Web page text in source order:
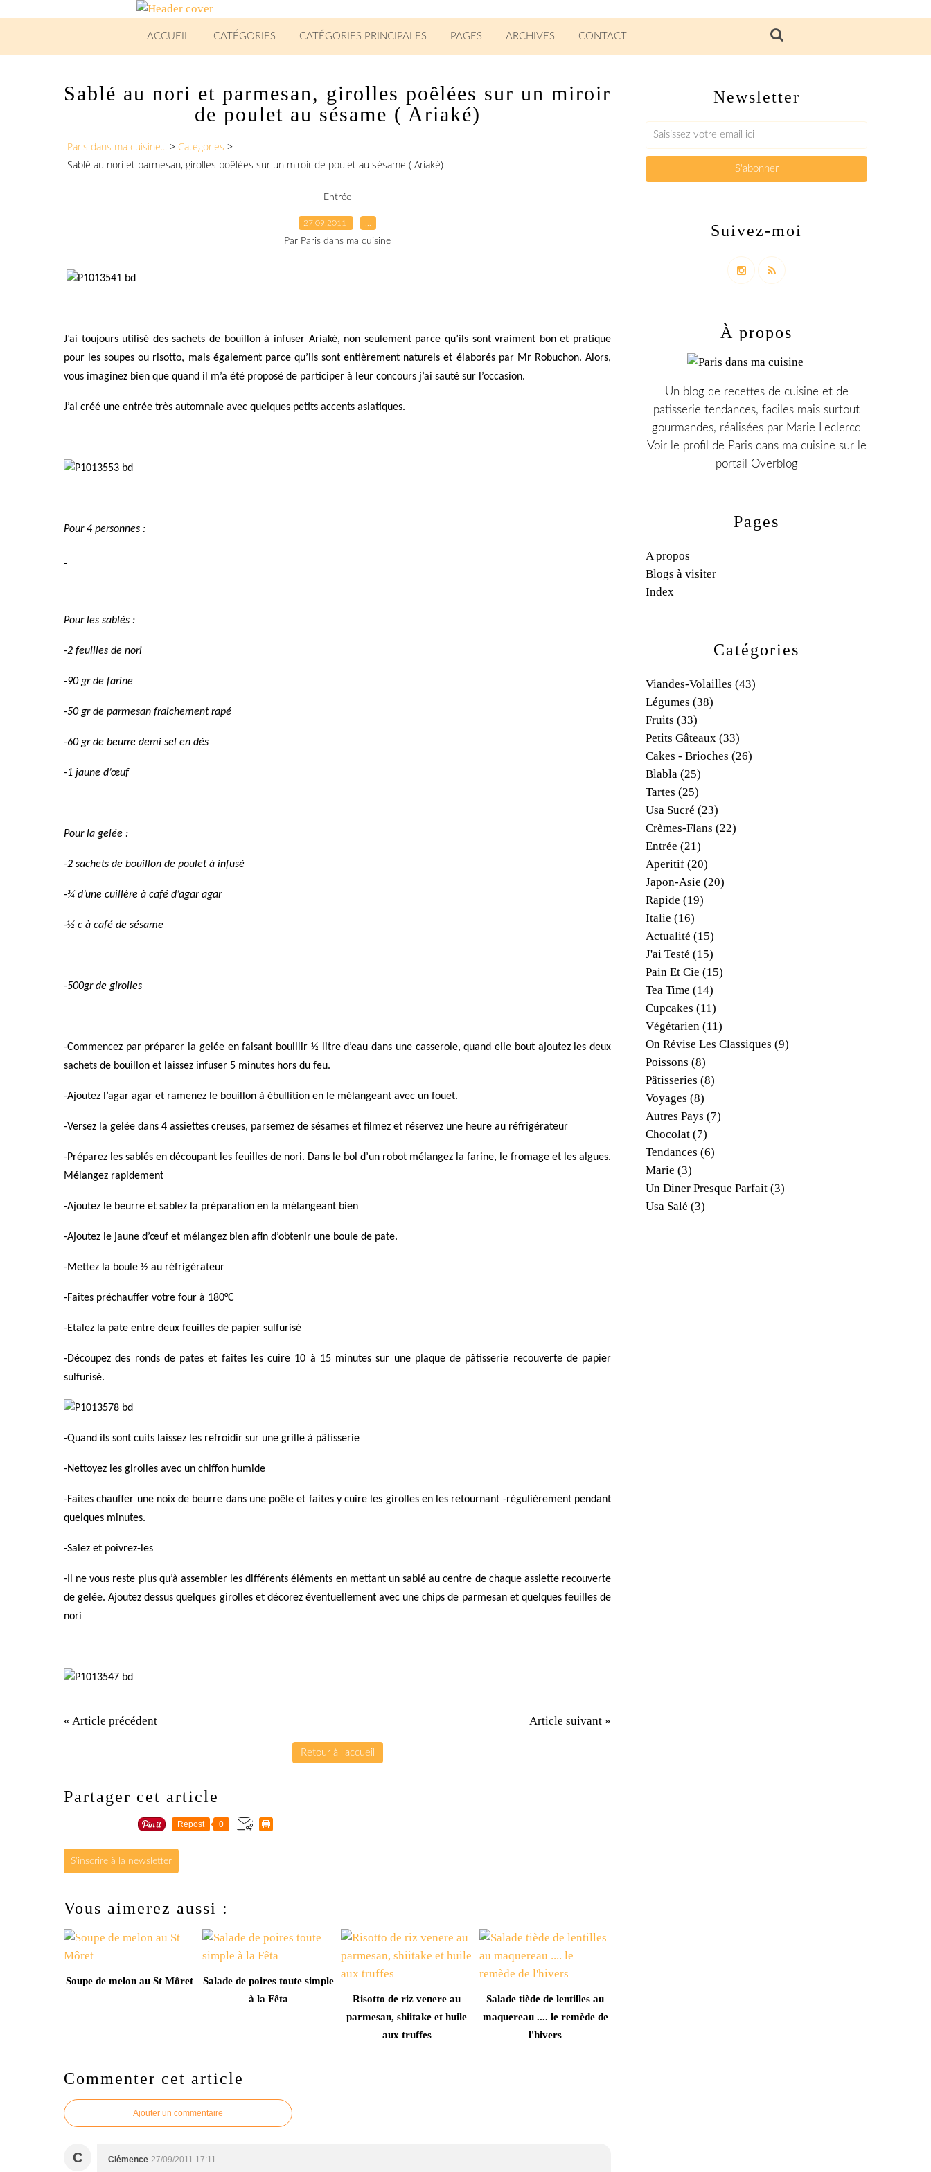
ACCUEIL CATÉGORIES CATÉGORIES PRINCIPALES PAGES ARCHIVES CONTACT
Sablé au nori et parmesan, girolles poêlées sur un miroir
de poulet au sésame ( Ariaké)
Paris dans ma cuisine... > Categories >
Sablé au nori et parmesan, girolles poêlées sur un miroir de poulet au sésame ( Ariaké)
Entrée
27.09.2011
Par Paris dans ma cuisine
J’ai toujours utilisé des sachets de bouillon à infuser Ariaké, non seulement parce qu’ils sont vraiment bon et pratique
pour les soupes ou risotto, mais également parce qu’ils sont entièrement naturels et élaborés par Mr Robuchon. Alors,
vous imaginez bien que quand il m’a été proposé de participer à leur concours j’ai sauté sur l’occasion.
J’ai créé une entrée très automnale avec quelques petits accents asiatiques.
Pour 4 personnes :
Pour les sablés :
-2 feuilles de nori
-90 gr de farine
-50 gr de parmesan fraichement rapé
-60 gr de beurre demi sel en dés
-1 jaune d’œuf
Pour la gelée :
-2 sachets de bouillon de poulet à infusé
-¾ d’une cuillère à café d’agar agar
-½ c à café de sésame
-500gr de girolles
-Commencez par préparer la gelée en faisant bouillir ½ litre d’eau dans une casserole, quand elle bout ajoutez les deux
sachets de bouillon et laissez infuser 5 minutes hors du feu.
-Ajoutez l’agar agar et ramenez le bouillon à ébullition en le mélangeant avec un fouet.
-Versez la gelée dans 4 assiettes creuses, parsemez de sésames et filmez et réservez une heure au réfrigérateur
-Préparez les sablés en découpant les feuilles de nori. Dans le bol d’un robot mélangez la farine, le fromage et les algues.
Mélangez rapidement
-Ajoutez le beurre et sablez la préparation en la mélangeant bien
-Ajoutez le jaune d’œuf et mélangez bien afin d’obtenir une boule de pate.
-Mettez la boule ½ au réfrigérateur
-Faites préchauffer votre four à 180°C
-Etalez la pate entre deux feuilles de papier sulfurisé
-Découpez des ronds de pates et faites les cuire 10 à 15 minutes sur une plaque de pâtisserie recouverte de papier
sulfurisé.
-Quand ils sont cuits laissez les refroidir sur une grille à pâtisserie
-Nettoyez les girolles avec un chiffon humide
-Faites chauffer une noix de beurre dans une poêle et faites y cuire les girolles en les retournant -régulièrement pendant
quelques minutes.
-Salez et poivrez-les
-Il ne vous reste plus qu’à assembler les différents éléments en mettant un sablé au centre de chaque assiette recouverte
de gelée. Ajoutez dessus quelques girolles et décorez éventuellement avec une chips de parmesan et quelques feuilles de
nori
« Article précédent Article suivant »
Retour à l'accueil
Partager cet article
Repost 0
S'inscrire à la newsletter
Vous aimerez aussi :
Soupe de melon au St Môret
Salade de poires toute simple
à la Fêta
Risotto de riz venere au
parmesan, shiitake et huile
aux truffes
Salade tiède de lentilles au
maquereau .... le remède de
l'hivers
Commenter cet article
Ajouter un commentaire
C Clémence 27/09/2011 17:11
Newsletter
Catégories
Viandes-Volailles (43)
Légumes (38)
Fruits (33)
Petits Gâteaux (33)
Cakes - Brioches (26)
Blabla (25)
Tartes (25)
Usa Sucré (23)
Crèmes-Flans (22)
Entrée (21)
Aperitif (20)
Japon-Asie (20)
Rapide (19)
Italie (16)
Actualité (15)
J'ai Testé (15)
Pain Et Cie (15)
Tea Time (14)
Cupcakes (11)
Végétarien (11)
On Révise Les Classiques (9)
Poissons (8)
Pâtisseries (8)
Voyages (8)
Autres Pays (7)
Chocolat (7)
Tendances (6)
Marie (3)
Un Diner Presque Parfait (3)
Usa Salé (3)
Pages
A propos
Blogs à visiter
Index
Suivez-moi
À propos
Un blog de recettes de cuisine et de
patisserie tendances, faciles mais surtout
gourmandes, réalisées par Marie Leclercq
Voir le profil de Paris dans ma cuisine sur le
portail Overblog